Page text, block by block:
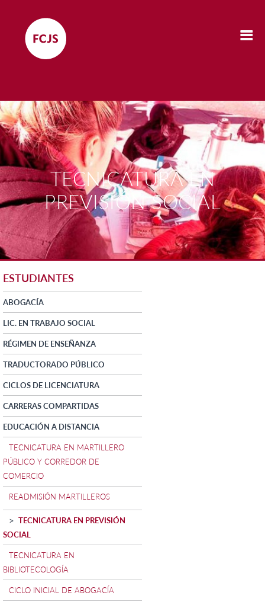
TECNICATURA EN
PREVISIÓN SOCIAL
ESTUDIANTES
ABOGACÍA
LIC. EN TRABAJO SOCIAL
RÉGIMEN DE ENSEÑANZA
TRADUCTORADO PÚBLICO
CICLOS DE LICENCIATURA
CARRERAS COMPARTIDAS
EDUCACIÓN A DISTANCIA
TECNICATURA EN MARTILLERO
PÚBLICO Y CORREDOR DE
COMERCIO
READMISIÓN MARTILLEROS
TECNICATURA EN PREVISIÓN
SOCIAL
TECNICATURA EN
BIBLIOTECOLOGÍA
CICLO INICIAL DE ABOGACÍA